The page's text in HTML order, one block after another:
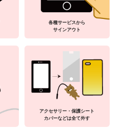
各種サービスから
サインアウト
アクセサリー・保護シート
カバーなどは全て外す